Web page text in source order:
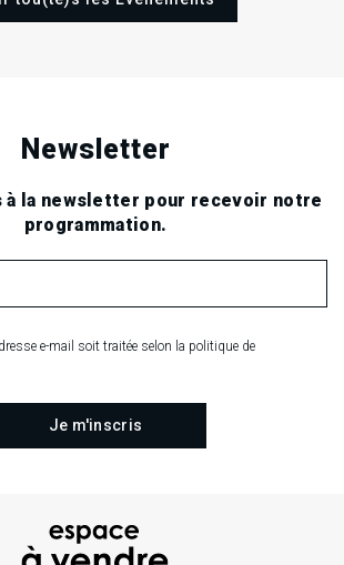
portrait : @laura_sifi
Newsletter
à la newsletter pour recevoir notre
programmation.
e-mail soit traitée selon la politique de